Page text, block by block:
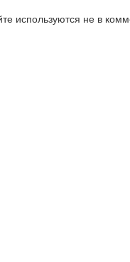
используются не в